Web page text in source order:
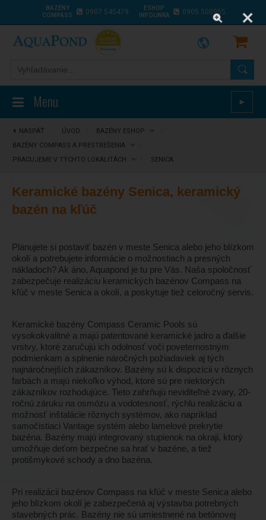
BAZÉNY
COMPASS
0907 545479
ESHOP
INFOLINKA
0905 500955
Menu ►
NASPÄŤ ÚVOD BAZÉNY ESHOP
BAZÉNY COMPASS A PRESTREŠENIA
PRACUJEME V TÝCHTO LOKALITÁCH
SENICA
Keramické bazény Senica, keramický
bazén na kľúč
Plánujete si postaviť bazén v meste Senica alebo jeho blízkom
okolí a potrebujete informácie o možnostiach a presných
nákladoch? Ak áno, Aquapond je tu pre Vás. Naša spoločnosť
zabezpečuje realizáciu keramických bazénov Compass na
kľúč v meste Senica a okolí, a poskytuje tiež celoročný servis.
Keramické bazény Compass Ceramic Pools sú
vysokokvalitné a majú patentované keramické jadro a ďalšie
vrstvy, ktoré zaručujú ich odolnosť voči poveternostným
podmienkam a splnenie náročných požiadaviek aj tých
najnáročnejších zákazníkov. Bazény sú k dispozícii v rôznych
farbách a majú niekoľko výhod, ktoré sú pre niektorých
zákazníkov rozhodujúce. Tieto zahrňujú neviditeľné zvary, 20-
ročnú záruku na osmózu a vodotesnosť, rýchlu realizáciu a
možnosť inštalácie rôznych systémov, ako napríklad
samočistiaci Vantage systém alebo lamelové prekrytie
bazéna. Bazény majú integrovaný stupienok na okraji, ktorý
umožňuje deťom bezpečne sa hrať v bazéne, a tiež
protišmykové schody a dno bazéna.
Pri realizácii bazénov Compass na kľúč v meste Senica alebo
jeho blízkom okolí je zabezpečená aj výstavba potrebných
stavebných prác. Bazény nie sú umiestnené na betónovej